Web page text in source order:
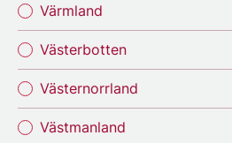
Värmland
Västerbotten
Västernorrland
Västmanland